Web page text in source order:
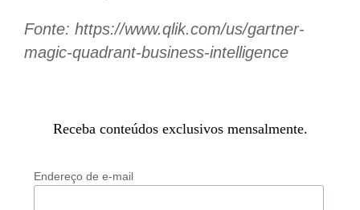
Fonte: https://www.qlik.com/us/gartner-
magic-quadrant-business-intelligence
Receba conteúdos exclusivos mensalmente.
Endereço de e-mail